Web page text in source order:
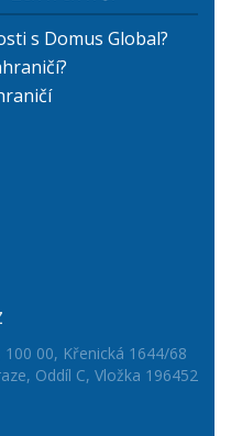
s Domus Global?
00, Křenická 1644/68
Oddíl C, Vložka 196452